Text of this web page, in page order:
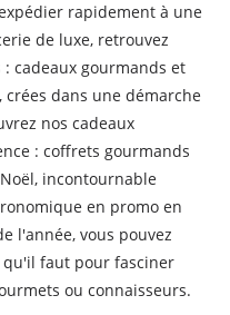
rapidement à une
de luxe, retrouvez
cadeaux gourmands et
crées dans une démarche
nos cadeaux
: coffrets gourmands
incontournable
en promo en
l'année, vous pouvez
faut pour fasciner
ou connaisseurs.